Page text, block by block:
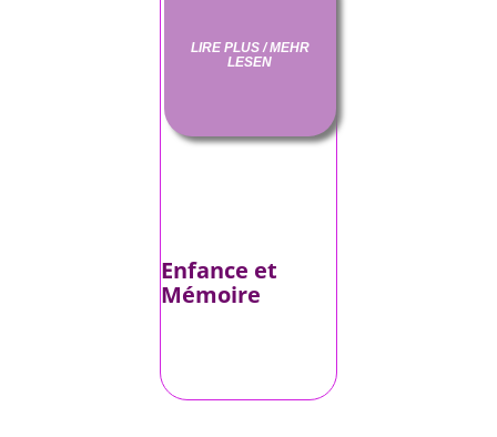
LIRE PLUS / MEHR
LESEN
Enfance et
Mémoire